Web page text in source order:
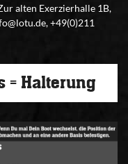
alten Exerzierhalle 1B,
+49(0)211
= Halterung